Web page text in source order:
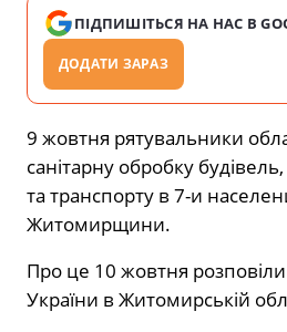
ПІДПИШІТЬСЯ НА НАС В
ДОДАТИ ЗАРАЗ
9 жовтня рятувальники
санітарну обробку
та транспорту в 7-и
Житомирщини.
Про це 10 жовтня
України в Житомирській